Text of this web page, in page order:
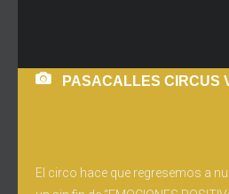
PASACALLES CIRCUS
El circo hace que regresemos a